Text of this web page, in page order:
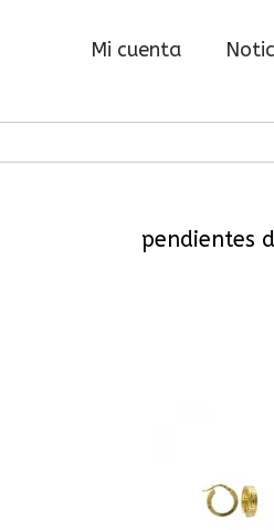
Mi cuenta
pendientes